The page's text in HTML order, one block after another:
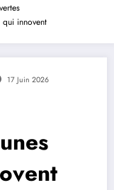
qui innovent
17 Juin 2026